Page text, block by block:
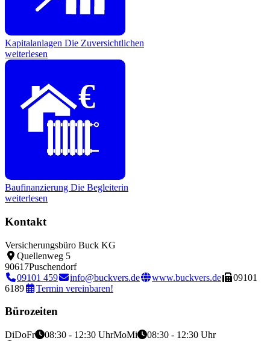
Kapitalanlagen Die Zuversichtlichen
weiterlesen
€
Baufinanzierung Die Begleiterin
weiterlesen
Kontakt
Versicherungsbüro Buck KG
Quellenweg 5
90617Puschendorf
09101 459
info@buckvers.de www.buckvers.de
09101
6189
Termin vereinbaren!
Bürozeiten
DiDoFr 08:30 - 12:30 UhrMoMi
08:30 - 12:30 Uhr